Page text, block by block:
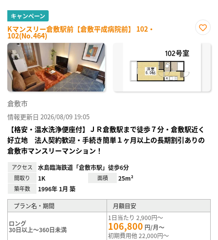
キャンペーン
Kマンスリー倉敷駅前【倉敷平成病院前】 102・
102(No.464)
に入
倉敷市
情報更新日 2026/08/09 19:05
【格安・温水洗浄便座付】ＪＲ倉敷駅まで徒歩７分・倉敷駅近く
好立地 法人契約歓迎・手続き簡単１ヶ月以上の長期割引ありの
倉敷市マンスリーマンション！
アクセス 水島臨海鉄道「倉敷市駅」徒歩6分
間取り 1K 面積 25m²
築年数 1996年 1月 築
プラン名・期間 月額目安
ロング
30日以上～360日未満
1日当たり 2,900円～
106,800 円/月～
初期費用他 22,000円～